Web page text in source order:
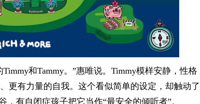
和Tammy。”惠唯说。Timmy模样安静，性格
更有力量的自我。这个看似简单的设定，却触动了
有自闭症孩子把它当作“最安全的倾听者”。